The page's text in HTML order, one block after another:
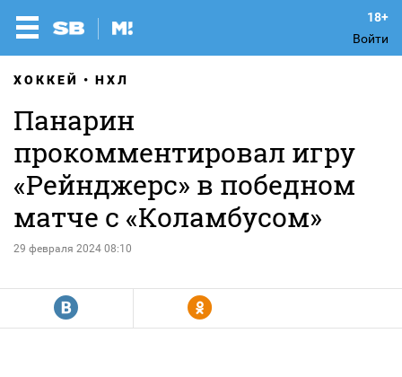
Войти
ХОККЕЙ НХЛ
Панарин
прокомментировал игру
«Рейнджерс» в победном
матче с «Коламбусом»
29 февраля 2024 08:10
R Y